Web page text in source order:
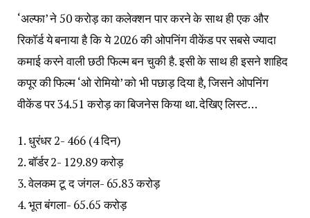
‘अल्फा’ ने 50 करोड़ का कलेक्शन पार करने के साथ ही एक और
रिकॉर्ड ये बनाया है कि ये 2026 की ओपनिंग वीकेंड पर सबसे ज्यादा
कमाई करने वाली छठी फिल्म बन चुकी है. इसी के साथ ही इसने शाहिद
कपूर की फिल्म ‘ओ रोमियो’ को भी पछाड़ दिया है, जिसने ओपनिंग
वीकेंड पर 34.51 करोड़ का बिजनेस किया था. देखिए लिस्ट…
1. धुरंधर 2- 466 (4 दिन)
2. बॉर्डर 2- 129.89 करोड़
3. वेलकम टू द जंगल- 65.83 करोड़
4. भूत बंगला- 65.65 करोड़